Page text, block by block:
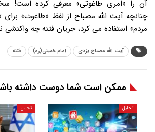
آن را «امری طاغوتی» معرفی کرده است!
چنانچه آیت الله مصباح از لفظ «طاغوت»
مردم» استفاده می کرد، جریان فتنه چه
آیت الله مصباح یزدی امام خمینی(ره) فتنه
ممکن است شما دوست داشته
تحلیل تحلیل